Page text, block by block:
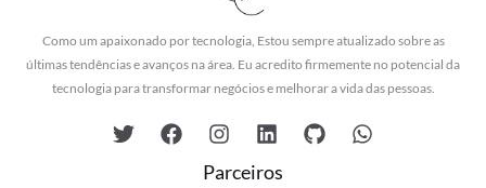
Como um apaixonado por tecnologia, Estou sempre atualizado sobre as
últimas tendências e avanços na área. Eu acredito firmemente no potencial da
tecnologia para transformar negócios e melhorar a vida das pessoas.
Parceiros